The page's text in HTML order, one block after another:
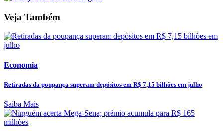
Veja Também
Economia
Retiradas da poupança superam depósitos em R$ 7,15 bilhões em julho
Saiba Mais